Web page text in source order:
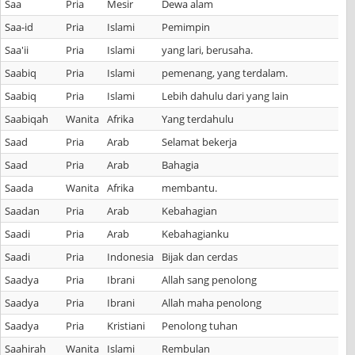
Saa Pria Mesir
Dewa alam
Saa-id
Pria Islami
Pemimpin
Saa'ii
Pria Islami
yang lari, berusaha.
Saabiq
Pria Islami
pemenang, yang terdalam.
Saabiq
Pria Islami
Lebih dahulu dari yang lain
Saabiqah
Wanita Afrika
Yang terdahulu
Saad
Pria Arab
Selamat bekerja
Saad
Pria Arab
Bahagia
Saada
Wanita Afrika
membantu.
Saadan
Pria Arab
Kebahagian
Saadi
Pria Arab
Kebahagianku
Saadi
Pria Indonesia
Bijak dan cerdas
Saadya
Pria Ibrani
Allah sang penolong
Saadya
Pria Ibrani
Allah maha penolong
Saadya
Pria Kristiani
Penolong tuhan
Saahirah
Wanita Islami Rembulan